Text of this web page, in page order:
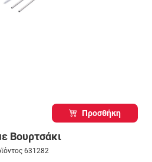
Προσθήκη
Βουρτσάκι
631282